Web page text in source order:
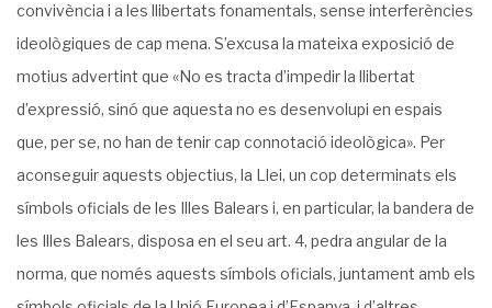
convivència i a les llibertats fonamentals, sense interferències
ideològiques de cap mena. S’excusa la mateixa exposició de
motius advertint que «No es tracta d’impedir la llibertat
d’expressió, sinó que aquesta no es desenvolupi en espais
que, per se, no han de tenir cap connotació ideològica». Per
aconseguir aquests objectius, la Llei, un cop determinats els
símbols oficials de les Illes Balears i, en particular, la bandera de
les Illes Balears, disposa en el seu art. 4, pedra angular de la
norma, que només aquests símbols oficials, juntament amb els